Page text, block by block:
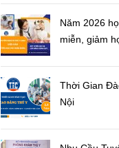
Năm 2026
miễn, giảm
Thời Gian
Nội